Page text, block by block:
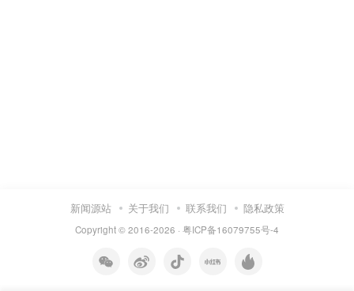
新闻源站 关于我们 联系我们 隐私政策
Copyright © 2016-2026 · 粤ICP备16079755号-4